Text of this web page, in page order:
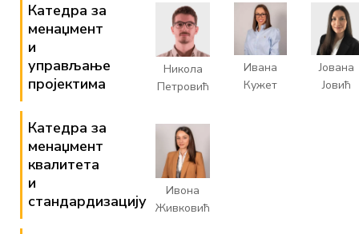
Катедра за
менаџмент
и
управљање
пројектима
Катедра за
менаџмент
квалитета
и
стандардизацију
Никола
Петровић
Ивана
Кужет
Јована
Јовић
Ивона
Живковић